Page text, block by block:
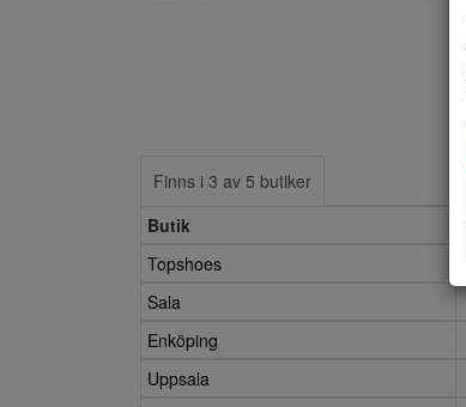
Finns i 3 av 5 butiker
Butik
Topshoes
Sala
Enköping
Uppsala